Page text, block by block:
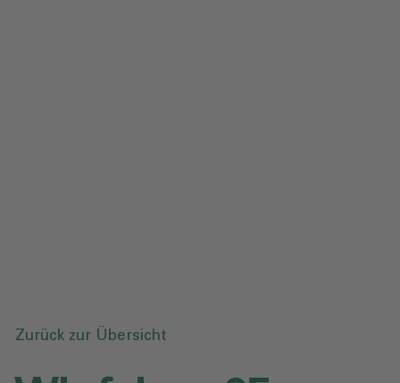
Zurück zur Übersicht